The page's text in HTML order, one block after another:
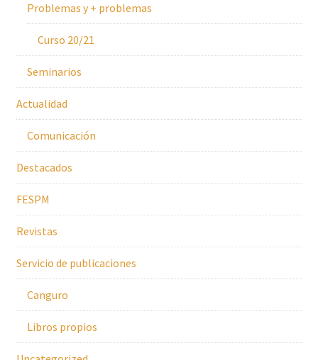
Problemas y + problemas
Curso 20/21
Seminarios
Actualidad
Comunicación
Destacados
FESPM
Revistas
Servicio de publicaciones
Canguro
Libros propios